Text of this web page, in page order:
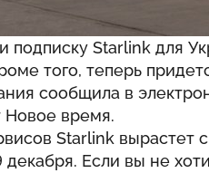
подписку Starlink для
того, теперь
сообщила в
Новое время.
Starlink вырастет
Если вы не